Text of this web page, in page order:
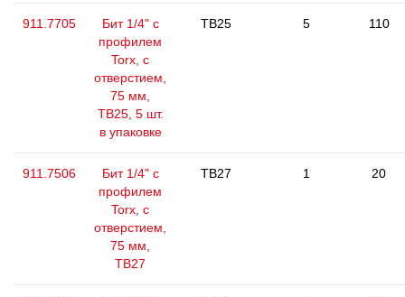
911.7705
Бит 1/4" с
профилем
Torx, с
отверстием,
75 мм,
ТВ25, 5 шт.
в упаковке
TB25 5 110
911.7506
Бит 1/4" с
профилем
Torx, с
отверстием,
75 мм,
ТВ27
TB27 1 20